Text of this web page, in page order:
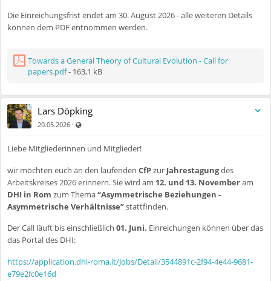
Die Einreichungsfrist endet am 30. August 2026 - alle weiteren Details
können dem PDF entnommen werden.
Towards a General Theory of Cultural Evolution - Call for
papers.pdf- 163,1 kB
Lars Döpking
20.05.2026 ·
Liebe Mitgliederinnen und Mitglieder!
wir möchten euch an den laufenden CfPzur Jahrestagungdes
Arbeitskreises 2026 erinnern. Sie wird am 12. und 13. Novemberam
DHI in Rom zum Thema“Asymmetrische Beziehungen -
Asymmetrische Verhältnisse”stattfinden.
Der Call läuft bis einschließlich 01. Juni. Einreichungen können über das
das Portal des DHI:
https://application.dhi-roma.it/Jobs/Detail/3544891c-2f94-4e44-9681-
e79e2fc0e16d